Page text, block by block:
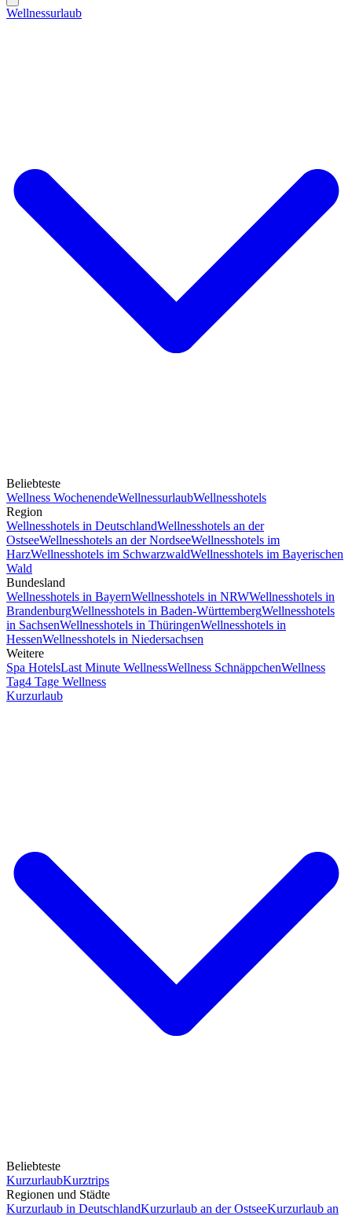
Wellnessurlaub
Beliebteste
Wellness WochenendeWellnessurlaubWellnesshotels
Region
Wellnesshotels in DeutschlandWellnesshotels an der
OstseeWellnesshotels an der NordseeWellnesshotels im
HarzWellnesshotels im SchwarzwaldWellnesshotels im Bayerischen
Wald
Bundesland
Wellnesshotels in BayernWellnesshotels in NRWWellnesshotels in
BrandenburgWellnesshotels in Baden-WürttembergWellnesshotels
in SachsenWellnesshotels in ThüringenWellnesshotels in
HessenWellnesshotels in Niedersachsen
Weitere
Spa HotelsLast Minute WellnessWellness SchnäppchenWellness
Tag4 Tage Wellness
Kurzurlaub
Beliebteste
KurzurlaubKurztrips
Regionen und Städte
Kurzurlaub in DeutschlandKurzurlaub an der OstseeKurzurlaub an